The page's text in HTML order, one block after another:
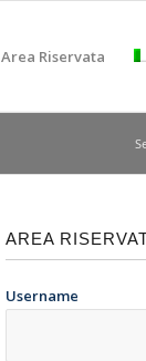
Area Riservata
AREA
Username